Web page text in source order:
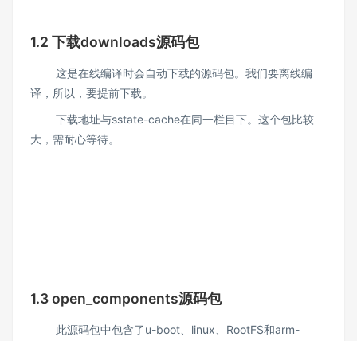
1.2 下载downloads源码包
这是在线编译时会自动下载的源码包。我们要离线编
译，所以，要提前下载。
下载地址与sstate-cache在同一栏目下。这个包比较
大，需耐心等待。
1.3 open_components源码包
此源码包中包含了u-boot、linux、RootFS和arm-